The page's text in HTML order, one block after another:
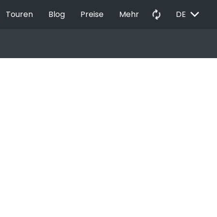
Touren Blog Preise Mehr autorenew DE EXPAND_MORE